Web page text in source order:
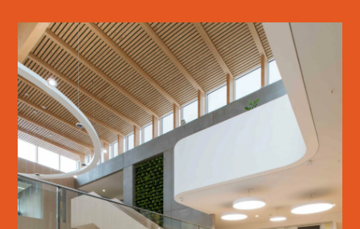
WSP DANMARK
LÆS MERE